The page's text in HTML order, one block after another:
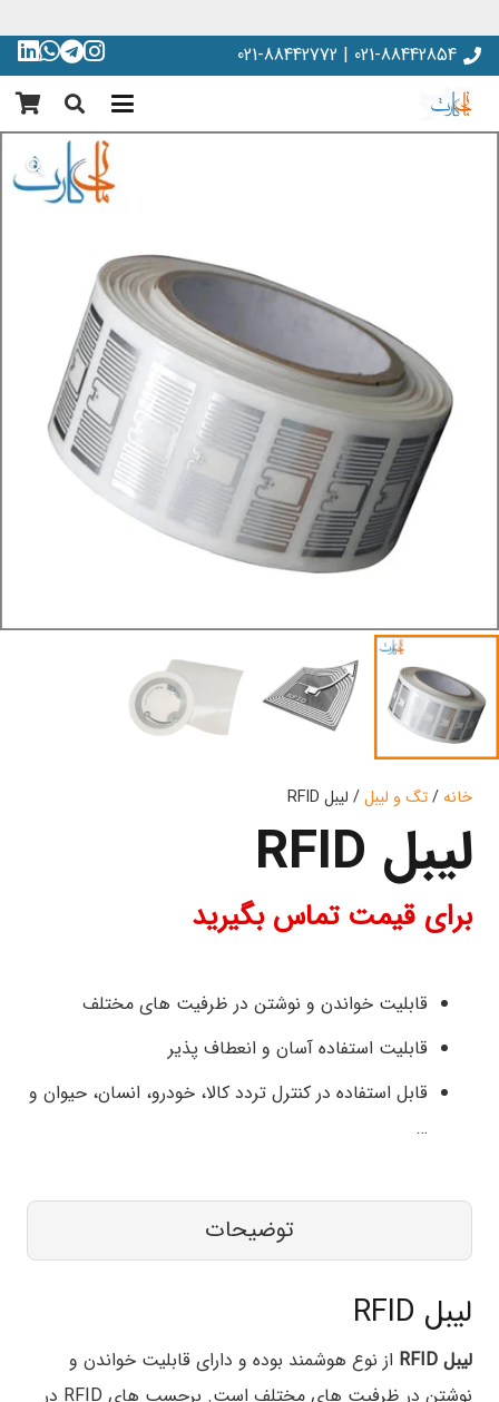
021-88442854 | 021-88442772
خانه/تگ و لیبل/ لیبل RFID
لیبل RFID
برای قیمت تماس بگیرید
قابلیت خواندن و نوشتن در ظرفیت های مختلف
قابلیت استفاده آسان و انعطاف پذیر
قابل استفاده در کنترل تردد کالا، خودرو، انسان، حیوان و
…
توضیحات
لیبل RFID
لیبل RFID
از نوع هوشمند بوده و دارای قابلیت خواندن و
نوشتن در ظرفیت های مختلف است. برچسب های RFID در